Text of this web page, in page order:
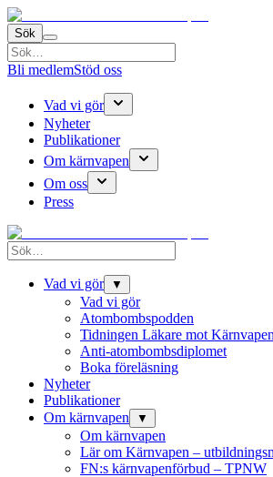
Sök
Bli medlemStöd oss
Vad vi gör
Nyheter
Publikationer
Om kärnvapen
Om oss
Press
Vad vi gör ▼
Vad vi gör
Atombombspodden
Tidningen Läkare mot Kärnvapen
Anti-atombombsdiplomet
Boka föreläsning
Nyheter
Publikationer
Om kärnvapen
▼
Om kärnvapen
Lär om Kärnvapen –
FN:s kärnvapenförbud – TPNW